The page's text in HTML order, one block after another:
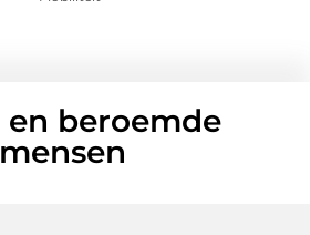
en beroemde
mensen